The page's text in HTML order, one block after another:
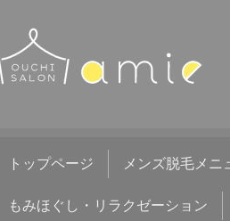
トップページ メンズ脱毛メニ
もみほぐし・リラクゼーション